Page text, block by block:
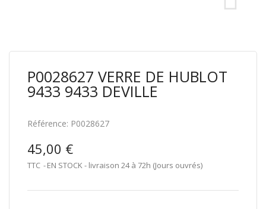
P0028627 VERRE DE HUBLOT
9433 9433 DEVILLE
Référence: P0028627
45,00 €
TTC EN STOCK - livraison 24 à 72h (Jours ouvrés)